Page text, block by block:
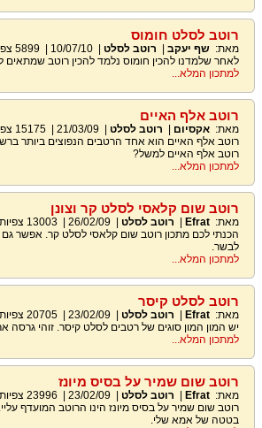
רוטב לסלט חומוס
מאת: שף יעקב רוטב לסלט |
10/07/10
|
5899
לאחר שלמדנו להכין חומוס נלמד להכין רוטב שמתאים
למתכון המלא...
רוטב אלף האיים
מאת: אקסיום רוטב לסלט |
21/03/09
|
15175
רוטב אלף האיים הוא אחד הרטבים הנפוצים ביותר
רוטב אלף האיים למשל?
למתכון המלא...
רוטב שום קלאסי לסלט קר וצונן
מאת: Efrat רוטב לסלט |
26/02/09
|
13003 צפיות
הכנתי לכם מתכון רוטב שום קלאסי לסלט קר. אפשר
לבשר.
למתכון המלא...
רוטב לסלט קיסר
מאת: Efrat רוטב לסלט |
23/02/09
|
20705 צפיות
יש המון המון סוגים של רטבים לסלט קיסר. זוהי גרסה
למתכון המלא...
רוטב שום שמיר על בסיס מיונז
מאת: Efrat רוטב לסלט |
23/02/09
23996 צפיות
רוטב שום שמיר על בסיס מיונז הינו הרוטב המועדף
בטטה של אמא שלי.